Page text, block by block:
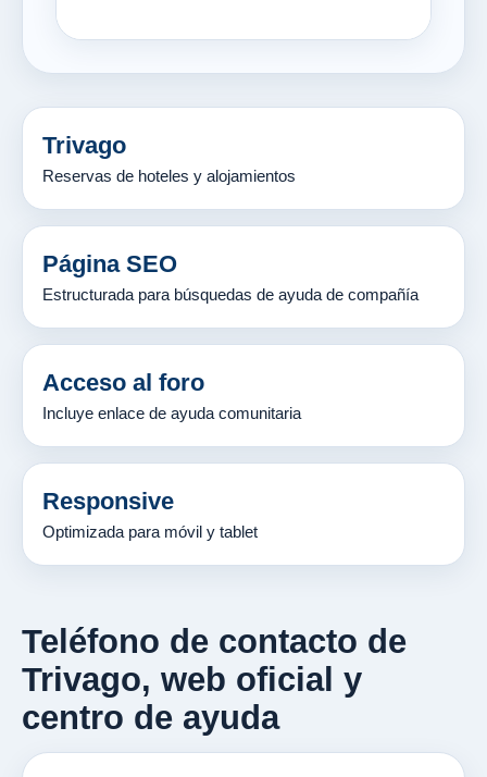
Trivago
Reservas de hoteles y alojamientos
Página SEO
Estructurada para búsquedas de ayuda de compañía
Acceso al foro
Incluye enlace de ayuda comunitaria
Responsive
Optimizada para móvil y tablet
Teléfono de contacto de
Trivago, web oficial y
centro de ayuda